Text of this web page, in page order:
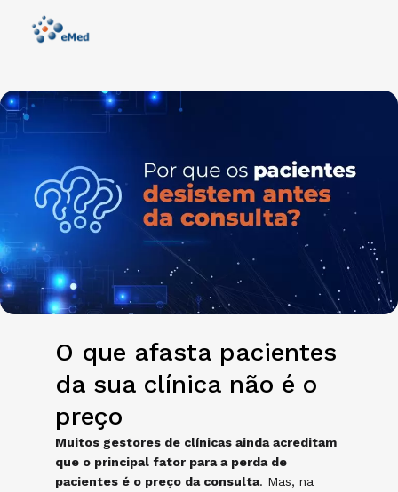
O que afasta pacientes
da sua clínica não é o
preço
Muitos gestores de clínicas ainda acreditam
que o principal fator para a perda de
pacientes é o preço da consulta. Mas, na